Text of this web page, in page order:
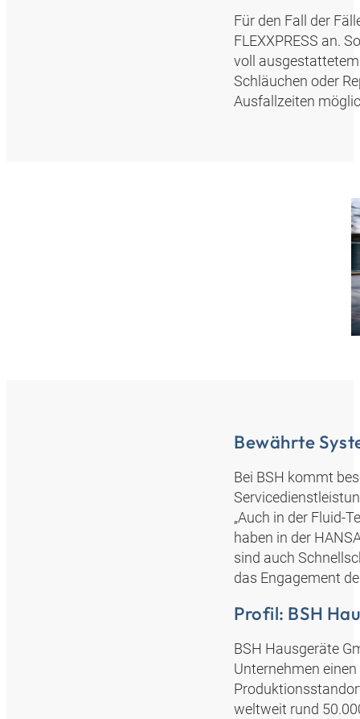
Für den Fall der
FLEXXPRESS an.
voll
Schläuchen oder
Ausfallzeiten
Bewährte
Bei BSH kommt
„Auch in der Fluid-
haben in der
sind auch
das Engagement
Profil: BSH
BSH Hausgeräte
Unternehmen
weltweit rund